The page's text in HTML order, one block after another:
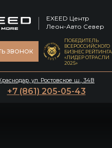
EXEED Центр
Леон-Авто Север
ул. Ростовское ш., 34В
+7 (861) 205-05-43
ЗВОНОК
ПОБЕДИТЕЛЬ
ВСЕРОССИЙСКОГО
БИЗНЕС РЕЙТИНГА
«ЛИДЕР ОТРАСЛИ
2025»